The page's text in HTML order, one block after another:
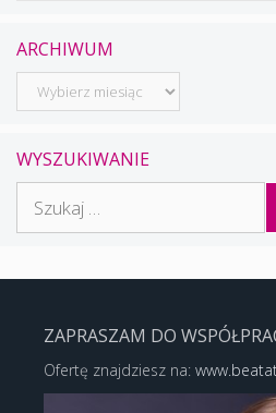
ARCHIWUM
Archiwum
WYSZUKIWANIE
ZAPRASZAM DO
Ofertę znajdziesz na: